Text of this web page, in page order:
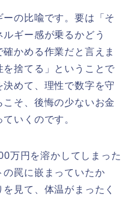
の比喩です。要は「そ
ギー感が乗るかどう
かめる作業だと言えま
捨てる」ということで
めて、理性で数字を守
そ、後悔の少ないお金
いくのです。
万円を溶かしてしまった
罠に嵌まっていたか
見て、体温がまったく